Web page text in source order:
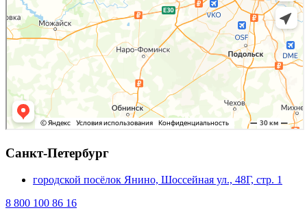
Санкт-Петербург
городской посёлок Янино, Шоссейная ул., 48Г, стр. 1
8 800 100 86 16